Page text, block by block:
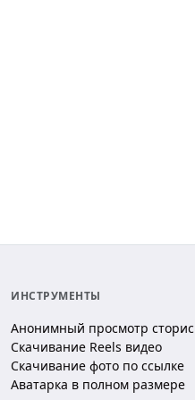
ИНСТРУМЕНТЫ
Анонимный просмотр сторис
Скачивание Reels видео
Скачивание фото по ссылке
Аватарка в полном размере